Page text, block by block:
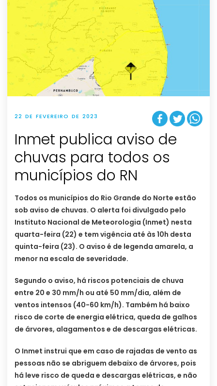
22 DE FEVEREIRO DE 2023
Inmet publica aviso de
chuvas para todos os
municípios do RN
Todos os municípios do Rio Grande do Norte estão
sob aviso de chuvas. O alerta foi divulgado pelo
Instituto Nacional de Meteorologia (Inmet) nesta
quarta-feira (22) e tem vigência até às 10h desta
quinta-feira (23). O aviso é de legenda amarela, a
menor na escala de severidade.
Segundo o aviso, há riscos potenciais de chuva
entre 20 e 30 mm/h ou até 50 mm/dia, além de
ventos intensos (40-60 km/h). Também há baixo
risco de corte de energia elétrica, queda de galhos
de árvores, alagamentos e de descargas elétricas.
O Inmet instrui que em caso de rajadas de vento as
pessoas não se abriguem debaixo de árvores, pois
há leve risco de queda e descargas elétricas, e não